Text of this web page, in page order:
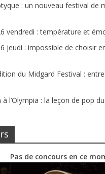
: un nouveau festival de
vendredi : température et
jeudi : impossible de choisir
du Midgard Festival :
à l’Olympia : la leçon de pop
Pas de concours en ce